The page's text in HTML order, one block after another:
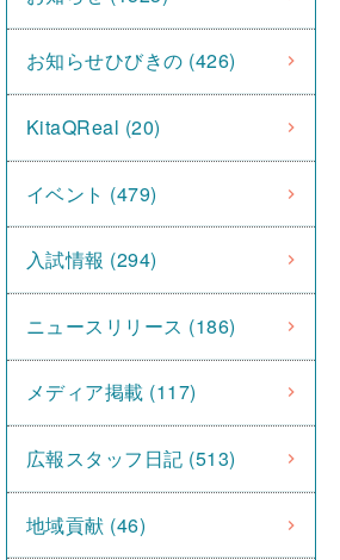
お知らせひびきの (426)
KitaQReal (20)
イベント (479)
入試情報 (294)
ニュースリリース (186)
メディア掲載 (117)
広報スタッフ日記 (513)
地域貢献 (46)